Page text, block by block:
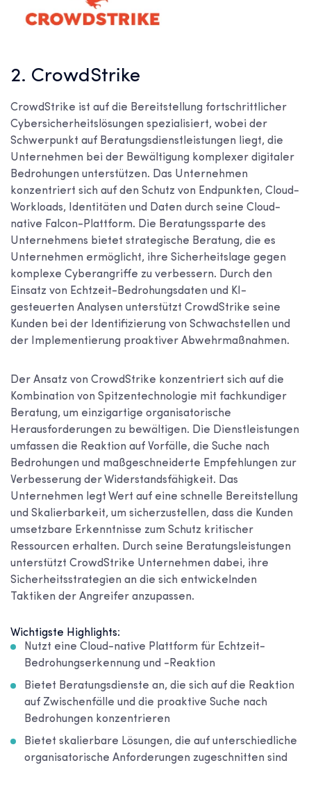
2. CrowdStrike
CrowdStrike ist auf die Bereitstellung fortschrittlicher
Cybersicherheitslösungen spezialisiert, wobei der
Schwerpunkt auf Beratungsdienstleistungen liegt, die
Unternehmen bei der Bewältigung komplexer digitaler
Bedrohungen unterstützen. Das Unternehmen
konzentriert sich auf den Schutz von Endpunkten, Cloud-
Workloads, Identitäten und Daten durch seine Cloud-
native Falcon-Plattform. Die Beratungssparte des
Unternehmens bietet strategische Beratung, die es
Unternehmen ermöglicht, ihre Sicherheitslage gegen
komplexe Cyberangriffe zu verbessern. Durch den
Einsatz von Echtzeit-Bedrohungsdaten und KI-
gesteuerten Analysen unterstützt CrowdStrike seine
Kunden bei der Identifizierung von Schwachstellen und
der Implementierung proaktiver Abwehrmaßnahmen.
Der Ansatz von CrowdStrike konzentriert sich auf die
Kombination von Spitzentechnologie mit fachkundiger
Beratung, um einzigartige organisatorische
Herausforderungen zu bewältigen. Die Dienstleistungen
umfassen die Reaktion auf Vorfälle, die Suche nach
Bedrohungen und maßgeschneiderte Empfehlungen zur
Verbesserung der Widerstandsfähigkeit. Das
Unternehmen legt Wert auf eine schnelle Bereitstellung
und Skalierbarkeit, um sicherzustellen, dass die Kunden
umsetzbare Erkenntnisse zum Schutz kritischer
Ressourcen erhalten. Durch seine Beratungsleistungen
unterstützt CrowdStrike Unternehmen dabei, ihre
Sicherheitsstrategien an die sich entwickelnden
Taktiken der Angreifer anzupassen.
Wichtigste Highlights:
Nutzt eine Cloud-native Plattform für Echtzeit-
Bedrohungserkennung und -Reaktion
Bietet Beratungsdienste an, die sich auf die Reaktion
auf Zwischenfälle und die proaktive Suche nach
Bedrohungen konzentrieren
Bietet skalierbare Lösungen, die auf unterschiedliche
organisatorische Anforderungen zugeschnitten sind